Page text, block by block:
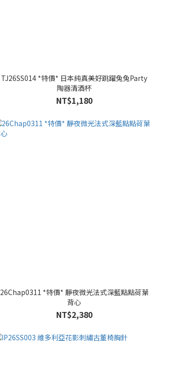
TJ26SS014 *特價* 日本純真美好跳躍兔兔Party
陶器清酒杯
NT$1,180
26Chap0311 *特價* 靜夜微光法式深藍點點荷葉
背心
NT$2,380